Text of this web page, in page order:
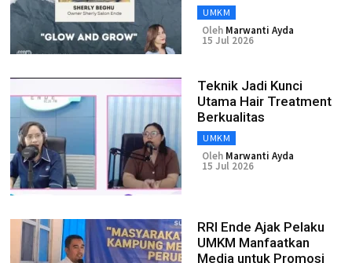
UMKM
Oleh Marwanti Ayda
15 Jul 2026
Teknik Jadi Kunci
Utama Hair Treatment
Berkualitas
UMKM
Oleh Marwanti Ayda
15 Jul 2026
RRI Ende Ajak Pelaku
UMKM Manfaatkan
Media untuk Promosi